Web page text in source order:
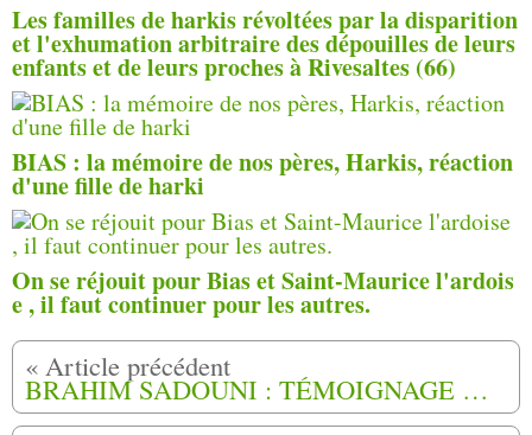
Les familles de harkis révoltées par la disparition
et l'exhumation arbitraire des dépouilles de leurs
enfants et de leurs proches à Rivesaltes (66)
BIAS : la mémoire de nos pères, Harkis, réaction
d'une fille de harki
On se réjouit pour Bias et Saint-Maurice l'ardois
e , il faut continuer pour les autres.
BRAHIM SADOUNI : TÉMOIGNAGE DE MON ONCLE ALI 1985. 2/3